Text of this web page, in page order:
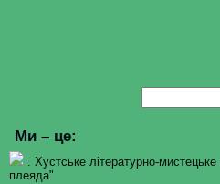
Ми – це:
. Хустське літературно-
плеяда"